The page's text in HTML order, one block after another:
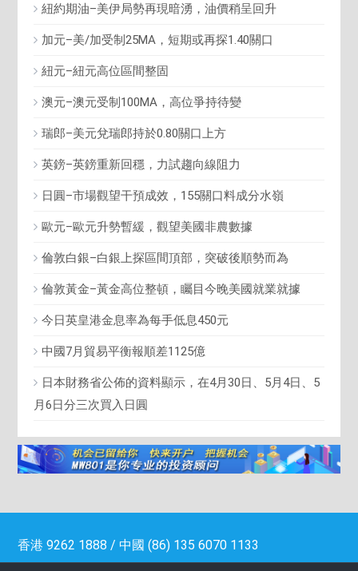
紐約期油–美伊局勢再現暗湧，油價稍呈回升
加元–美/加受制25MA，短期或再探1.40關口
紐元–紐元高位區間整固
澳元–澳元受制100MA，高位爭持待變
瑞郎–美元兌瑞郎持於0.80關口上方
英鎊–英鎊重新回穩，力試趨向線阻力
日圓–市場觀望干預成效，155關口料成分水嶺
歐元–歐元升勢暫緩，觀望美國非農數據
倫敦白銀–白銀上探區間頂部，突破後順勢而為
倫敦黃金–黃金高位整頓，矚目今晚美國就業就據
今日英皇港金息率為每手低息450元
中國7月貿易平衡報順差1125億
日本財務省公佈的資料顯示，在4月30日、5月4日、5
月6日分三次買入日圓
香港 9262 1888 / 中國 (86) 135 6070 1133